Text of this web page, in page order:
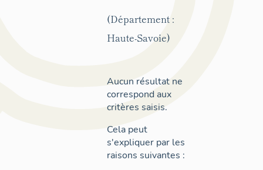
(Département :
Haute-Savoie)
Aucun résultat ne
correspond aux
critères saisis.
Cela peut
s'expliquer par les
raisons suivantes :